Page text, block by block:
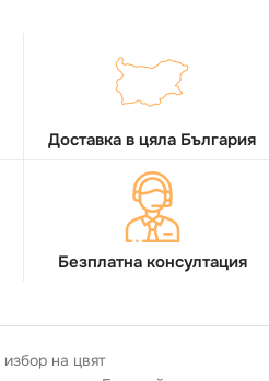
Доставка в цяла България
Безплатна консултация
на цвят